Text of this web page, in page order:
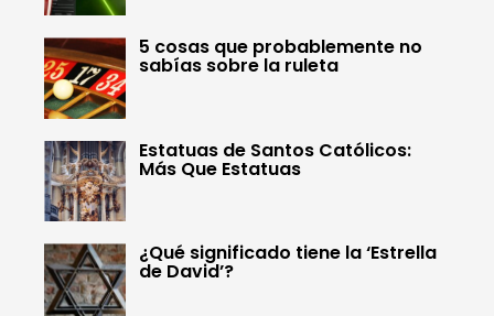
5 cosas que probablemente no
sabías sobre la ruleta
Estatuas de Santos Católicos:
Más Que Estatuas
¿Qué significado tiene la ‘Estrella
de David’?